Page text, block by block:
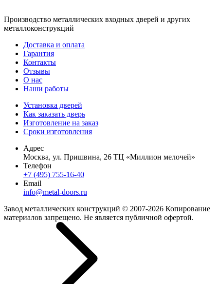
Производство металлических входных дверей и других
металлоконструкций
Доставка и оплата
Гарантия
Контакты
Отзывы
О нас
Наши работы
Установка дверей
Как заказать дверь
Изготовление на заказ
Сроки изготовления
Адрес
Москва, ул. Пришвина, 26 ТЦ «Миллион мелочей»
Телефон
+7 (495) 755-16-40
Email
info@metal-doors.ru
Завод металлических конструкций © 2007-2026 Копирование
материалов запрещено. Не является публичной офертой.